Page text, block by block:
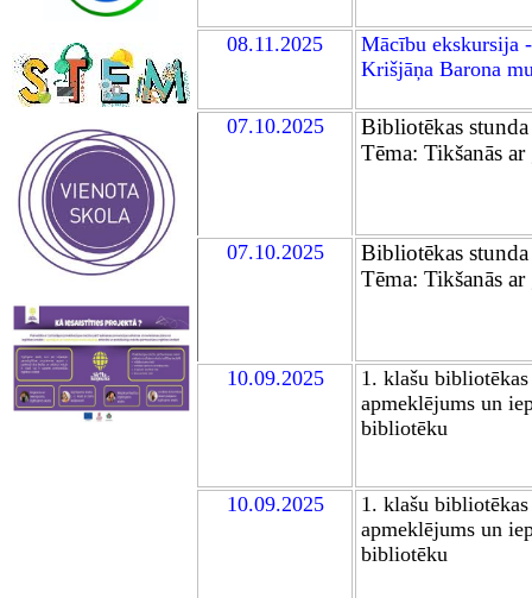
08.11.2025
Mācību ekskursija
Krišjāņa Barona
07.10.2025
Bibliotēkas stunda
Tēma: Tikšanās ar
07.10.2025
Bibliotēkas stunda
Tēma: Tikšanās ar
10.09.2025
1. klašu
apmeklējums un
bibliotēku
10.09.2025
1. klašu
apmeklējums un
bibliotēku